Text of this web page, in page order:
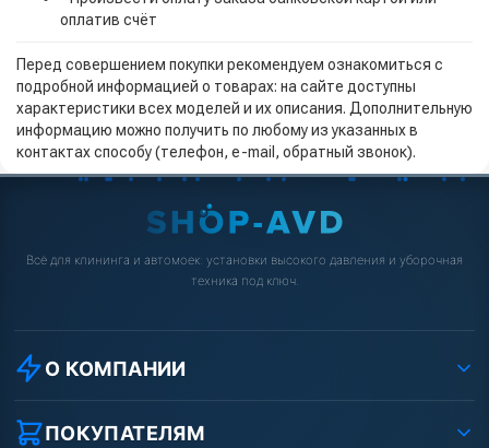
оплатив счёт
Перед совершением покупки рекомендуем ознакомиться с
подробной информацией о товарах: на сайте доступны
характеристики всех моделей и их описания. Дополнительную
информацию можно получить по любому из указанных в
контактах способу (телефон, e-mail, обратный звонок).
Всё для клининга и автомоек: установки высокого давления и уборочная
техника под ключ.
О КОМПАНИИ
О компании
Реквизиты ООО «Шоп АВД»
ПОКУПАТЕЛЯМ